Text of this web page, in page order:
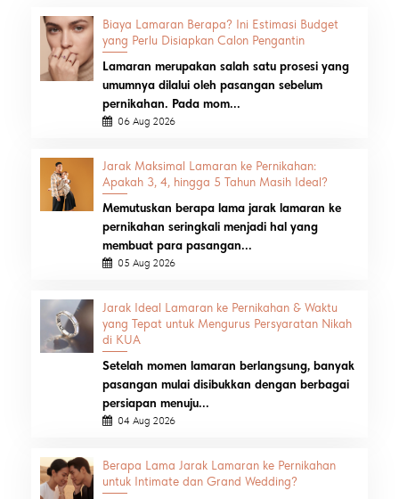
Biaya Lamaran Berapa? Ini Estimasi Budget
yang Perlu Disiapkan Calon Pengantin
Lamaran merupakan salah satu prosesi yang
umumnya dilalui oleh pasangan sebelum
pernikahan. Pada mom...
06 Aug 2026
Jarak Maksimal Lamaran ke Pernikahan:
Apakah 3, 4, hingga 5 Tahun Masih Ideal?
Memutuskan berapa lama jarak lamaran ke
pernikahan seringkali menjadi hal yang
membuat para pasangan...
05 Aug 2026
Jarak Ideal Lamaran ke Pernikahan & Waktu
yang Tepat untuk Mengurus Persyaratan Nikah
di KUA
Setelah momen lamaran berlangsung, banyak
pasangan mulai disibukkan dengan berbagai
persiapan menuju...
04 Aug 2026
Berapa Lama Jarak Lamaran ke Pernikahan
untuk Intimate dan Grand Wedding?